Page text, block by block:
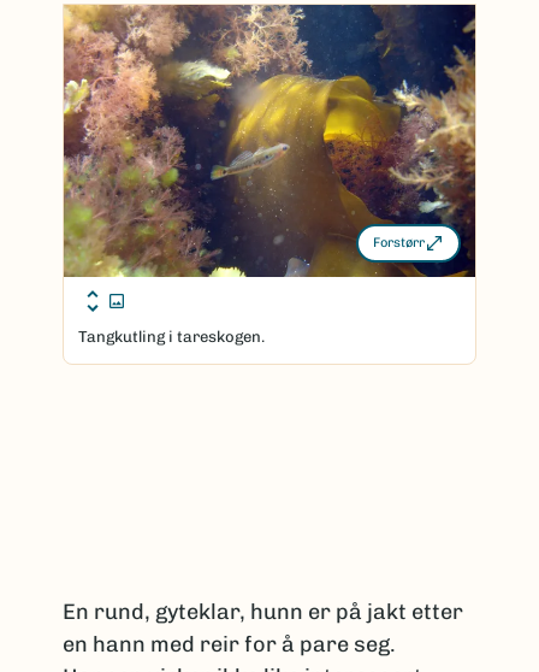
Forstørr
Tangkutling i tareskogen.
En rund, gyteklar, hunn er på jakt etter
en hann med reir for å pare seg.